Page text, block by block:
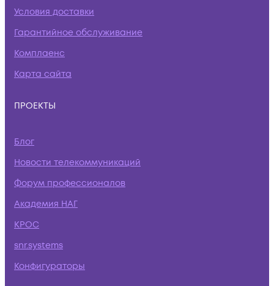
Условия доставки
Гарантийное обслуживание
Комплаенс
Карта сайта
ПРОЕКТЫ
Блог
Новости телекоммуникаций
Форум профессионалов
Академия НАГ
КРОС
snr.systems
Конфигураторы